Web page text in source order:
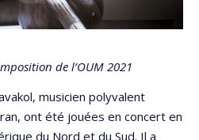
de l’OUM 2021
musicien polyvalent
ont été jouées en concert en
du Nord et du Sud. Il a